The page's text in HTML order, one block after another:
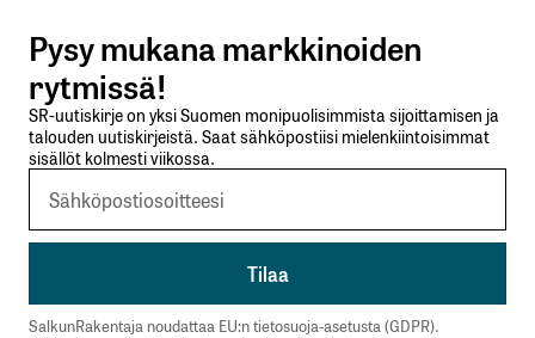
Lähetä kommentti
Pysy mukana markkinoiden
rytmissä!
SR-uutiskirje on yksi Suomen monipuolisimmista sijoittamisen ja
talouden uutiskirjeistä. Saat sähköpostiisi mielenkiintoisimmat
sisällöt kolmesti viikossa.
SalkunRakentaja noudattaa EU:n tietosuoja-asetusta (GDPR).